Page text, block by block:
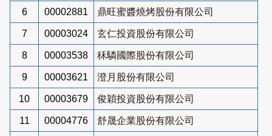
6 00002881 鼎旺蜜醬燒烤股份有限公司
7 00003024 玄仁投資股份有限公司
8 00003538 秝驎國際股份有限公司
9 00003621 澄月股份有限公司
10 00003679 俊穎投資股份有限公司
11 00004776 舒晟企業股份有限公司